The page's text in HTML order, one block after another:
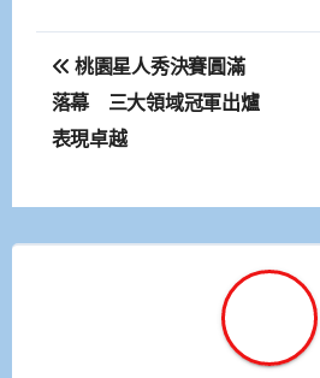
文
章
導
覽
桃園星人秀決賽圓滿
落幕 三大領域冠軍出爐
表現卓越